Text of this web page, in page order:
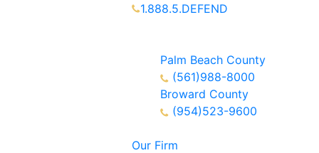
1.888.5.DEFEND
Palm Beach County
(561)988-8000
Broward County
(954)523-9600
Our Firm